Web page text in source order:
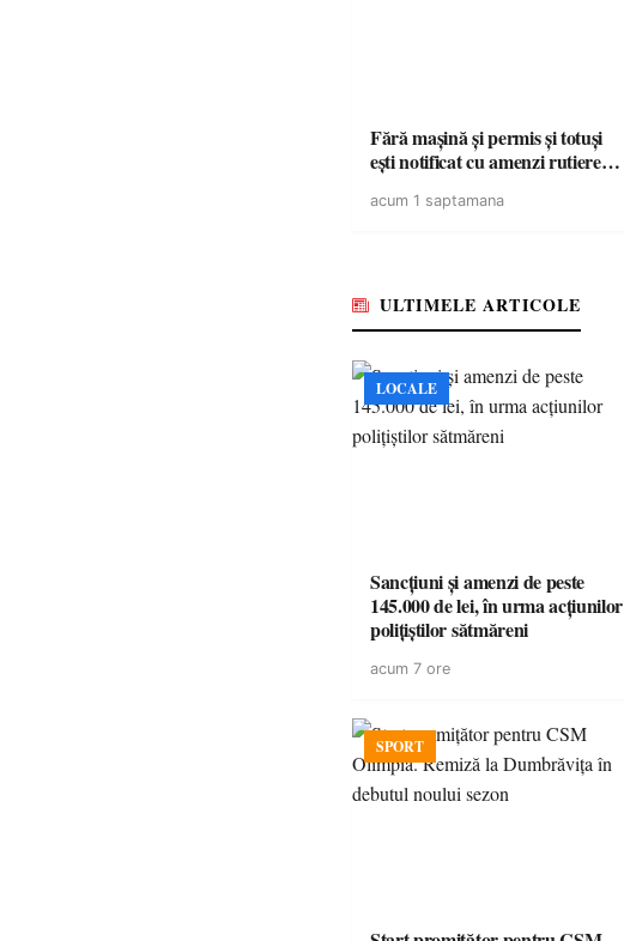
Fără mașină și permis și totuși
ești notificat cu amenzi rutiere…
acum 1 saptamana
ULTIMELE ARTICOLE
LOCALE
Sancțiuni și amenzi de peste
145.000 de lei, în urma acțiunilor
polițiștilor sătmăreni
acum 7 ore
SPORT